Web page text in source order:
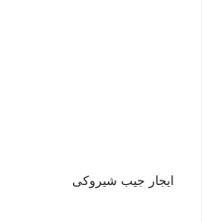
ايجار جيب شيروكى